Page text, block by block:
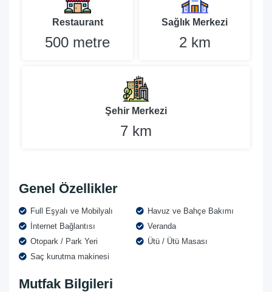
Restaurant
500 metre
Sağlık Merkezi
2 km
Şehir Merkezi
7 km
Genel Özellikler
Full Eşyalı ve Mobilyalı
Havuz ve Bahçe Bakımı
İnternet Bağlantısı
Veranda
Otopark / Park Yeri
Ütü / Ütü Masası
Saç kurutma makinesi
Mutfak Bilgileri